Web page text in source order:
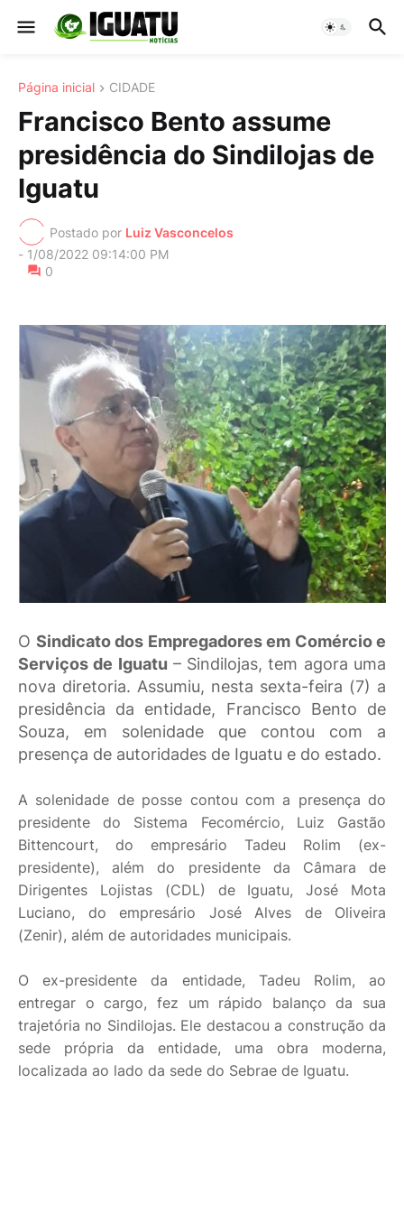
Página inicial CIDADE
Francisco Bento assume
presidência do Sindilojas de
Iguatu
Postado por Luiz Vasconcelos
- 1/08/2022 09:14:00 PM
0
O Sindicato dos Empregadores em Comércio e
Serviços de Iguatu – Sindilojas, tem agora uma
nova diretoria. Assumiu, nesta sexta-feira (7) a
presidência da entidade, Francisco Bento de
Souza, em solenidade que contou com a
presença de autoridades de Iguatu e do estado.
A solenidade de posse contou com a presença do
presidente do Sistema Fecomércio, Luiz Gastão
Bittencourt, do empresário Tadeu Rolim (ex-
presidente), além do presidente da Câmara de
Dirigentes Lojistas (CDL) de Iguatu, José Mota
Luciano, do empresário José Alves de Oliveira
(Zenir), além de autoridades municipais.
O ex-presidente da entidade, Tadeu Rolim, ao
entregar o cargo, fez um rápido balanço da sua
trajetória no Sindilojas. Ele destacou a construção da
sede própria da entidade, uma obra moderna,
localizada ao lado da sede do Sebrae de Iguatu.